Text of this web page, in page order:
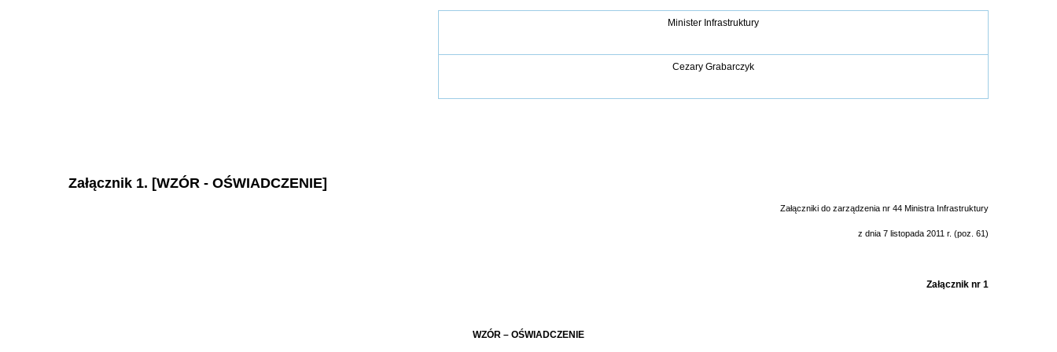
Minister Infrastruktury
Cezary Grabarczyk
Załącznik 1. [WZÓR - OŚWIADCZENIE]
Załączniki do zarządzenia nr 44 Ministra Infrastruktury
z dnia 7 listopada 2011 r. (poz. 61)
Załącznik nr 1
WZÓR – OŚWIADCZENIE